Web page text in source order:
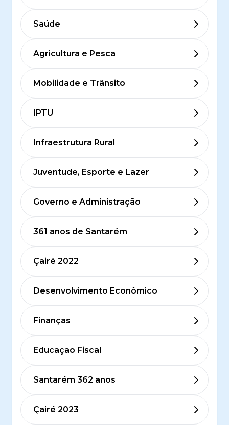
Saúde
Agricultura e Pesca
Mobilidade e Trânsito
IPTU
Infraestrutura Rural
Juventude, Esporte e Lazer
Governo e Administração
361 anos de Santarém
Çairé 2022
Desenvolvimento Econômico
Finanças
Educação Fiscal
Santarém 362 anos
Çairé 2023